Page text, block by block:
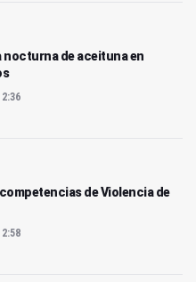
de aceituna en
de Violencia de